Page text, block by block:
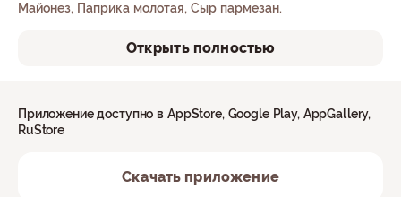
Майонез, Паприка молотая, Сыр пармезан.
Открыть полностью
Приложение доступно в AppStore, Google Play, AppGallery,
RuStore
Скачать приложение